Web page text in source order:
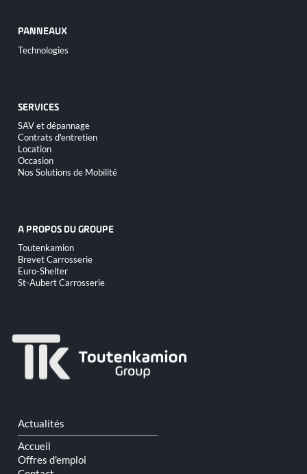
PANNEAUX
Aller
au
Technologies
SERVICES
Aller
au
contenu
SAV et dépannage
Contrats d'entretien
Location
Occasion
Nos Solutions de Mobilité
A PROPOS DU GROUPE
Aller
au
contenu
Toutenkamion
Brevet Carrosserie
Euro-Shelter
St-Aubert Carrosserie
Aller
au
contenu
Actualités
Accueil
Offres d'emploi